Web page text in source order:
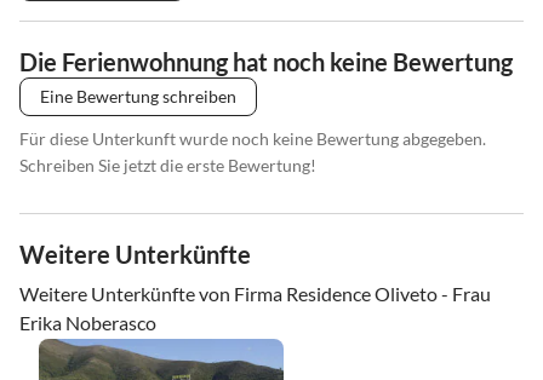
Die Ferienwohnung hat noch keine Bewertung
Eine Bewertung schreiben
Für diese Unterkunft wurde noch keine Bewertung abgegeben.
Schreiben Sie jetzt die erste Bewertung!
Weitere Unterkünfte
Weitere Unterkünfte von Firma Residence Oliveto - Frau
Erika Noberasco